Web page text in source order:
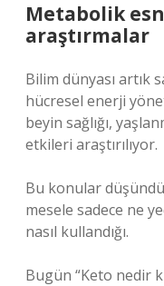
Metabolik
araştırmalar
Bilim dünyası artık
hücresel enerji
beyin sağlığı,
etkileri araştırılıyor.
Bu konular
mesele sadece ne
nasıl kullandığı.
Bugün “Keto nedir